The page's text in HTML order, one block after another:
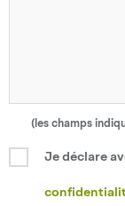
(les champs
Je déclare